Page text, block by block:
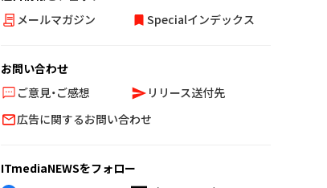
メールマガジン
Specialインデックス
お問い合わせ
ご意見・ご感想
リリース送付先
広告に関するお問い合わせ
ITmediaNEWSをフォロー